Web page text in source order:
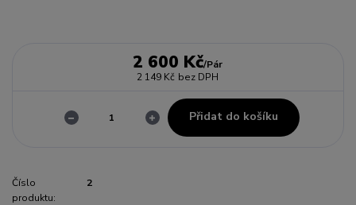
2 600 Kč/Pár
2 149 Kč bez DPH
Přidat do košíku
Číslo
produktu:
2